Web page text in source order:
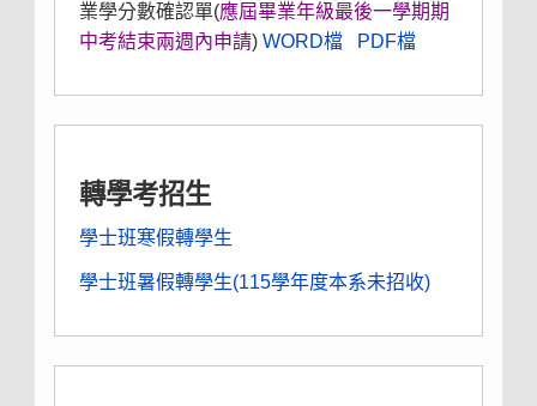
業學分數確認單(應屆畢業年級最後一學期期
中考結束兩週內申請) WORD檔 PDF檔
轉學考招生
學士班寒假轉學生
學士班暑假轉學生(115學年度本系未招收)